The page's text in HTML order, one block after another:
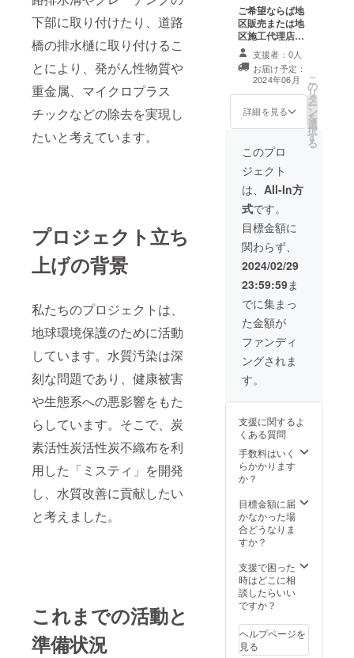
下部に取り付けたり、道路
橋の排水樋に取り付けるこ
とにより、発がん性物質や
重金属、マイクロプラス
チックなどの除去を実現し
たいと考えています。
プロジェクト立ち
上げの背景
私たちのプロジェクトは、
地球環境保護のために活動
しています。水質汚染は深
刻な問題であり、健康被害
や生態系への悪影響をもた
らしています。そこで、炭
素活性炭活性炭不織布を利
用した「ミスティ」を開発
し、水質改善に貢献したい
と考えました。
これまでの活動と
準備状況
ご希望ならば地
区販売または地
区施工代理店に
認定いたしま
す。 また、10万
円以上の場合は
静岡県焼津市か
ら南マグロの
セットをお送り
します。 10万円
10%相当額の京
都のお菓子をお
送り致します。
「原材料及び添
加物等の食品表
示はお届け商品
のラベルに表記
されます。 商品
開封前には必ず
お届けのリター
ラベルや注意書
きをご確認くだ
さい。」
支援者：0人
お届け予定：
2024年06月
詳細を見る
こ
の
リ
タ
ー
ン
を
選
択
す
る
このプロ
ジェクト
は、 All-In方
式です。
目標金額に
関わらず、
2024/02/29
23:59:59ま
でに集まっ
た金額が
ファンディ
ングされま
す。
支援に関するよ
くある質問
手数料はいく
らかかります
か？
目標金額に届
かなかった場
合どうなりま
すか？
支援で困った
時はどこに相
談したらいい
ですか？
ヘルプページを
見る